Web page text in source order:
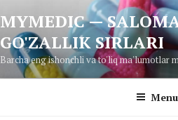
to
content
MYMEDIC —
GO'ZALLIK SIRLARI
Barcha eng ishonchli va to'liq ma'lumotlar
Menu